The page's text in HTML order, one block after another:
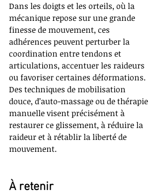
Dans les doigts et les orteils, où la
mécanique repose sur une grande
finesse de mouvement, ces
adhérences peuvent perturber la
coordination entre tendons et
articulations, accentuer les raideurs
ou favoriser certaines déformations.
Des techniques de mobilisation
douce, d’auto-massage ou de thérapie
manuelle visent précisément à
restaurer ce glissement, à réduire la
raideur et à rétablir la liberté de
mouvement.
À retenir